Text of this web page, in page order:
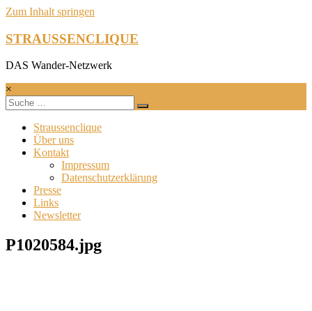
Zum Inhalt springen
STRAUSSENCLIQUE
DAS Wander-Netzwerk
×
Straussenclique
Über uns
Kontakt
Impressum
Datenschutzerklärung
Presse
Links
Newsletter
P1020584.jpg